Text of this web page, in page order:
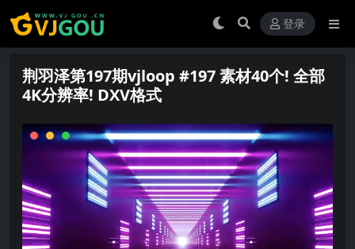
登录
荆羽泽第197期vjloop #197 素材40个! 全部
4K分辨率! DXV格式